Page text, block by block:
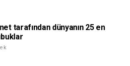
tarafından dünyanın 25 en